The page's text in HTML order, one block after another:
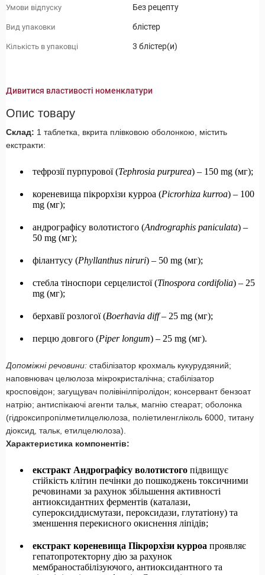
Умови відпуску Без рецепту
Вид упаковки блістер
Кількість в упаковці 3 блістер(и)
Дивитися властивості номенклатури
Опис товару
Склад: 1 таблетка, вкрита плівковою оболонкою, містить
екстракти:
тефрозії пурпурової (Tephrosia purpurea) – 150 mg (мг);
кореневища пікрорхізи курроа (Picrorhiza kurroa) – 100
mg (мг);
андрографісу волотистого (Andrographis paniculata) –
50 mg (мг);
філантусу (Phyllanthus niruri) – 50 mg (мг);
стебла тіноспори серцелистої (Tinospora cordifolia) – 25
mg (мг);
берхавії розлогої (Boerhavia diff– 25 mg (мг);
перцю довгого (Piper longum) – 25 mg (мг).
Допоміжні речовини: стабілізатор крохмаль кукурудзяний;
наповнювач целюлоза мікрокристалічна; стабілізатор
кросповідон; загущувач полівінілпіролідон; консервант бензоат
натрію; антиспікаючі агенти тальк, магнію стеарат; оболонка
(гідроксипропілметилцелюлоза, поліетиленгліколь 6000, титану
діоксид, тальк, етилцелюлоза).
Характеристика компонентів:
екстракт Андрографісу волотистого підвищує
стійкість клітин печінки до пошкоджень токсичними
речовинами за рахунок збільшення активності
антиоксидантних ферментів (каталази,
супероксиддисмутази, пероксидази, глутатіону) та
зменшення перекисного окиснення ліпідів;
екстракт кореневища Пікрорхізи курроа проявляє
гепатопротекторну дію за рахунок
мембраностабілізуючого, антиоксидантного та